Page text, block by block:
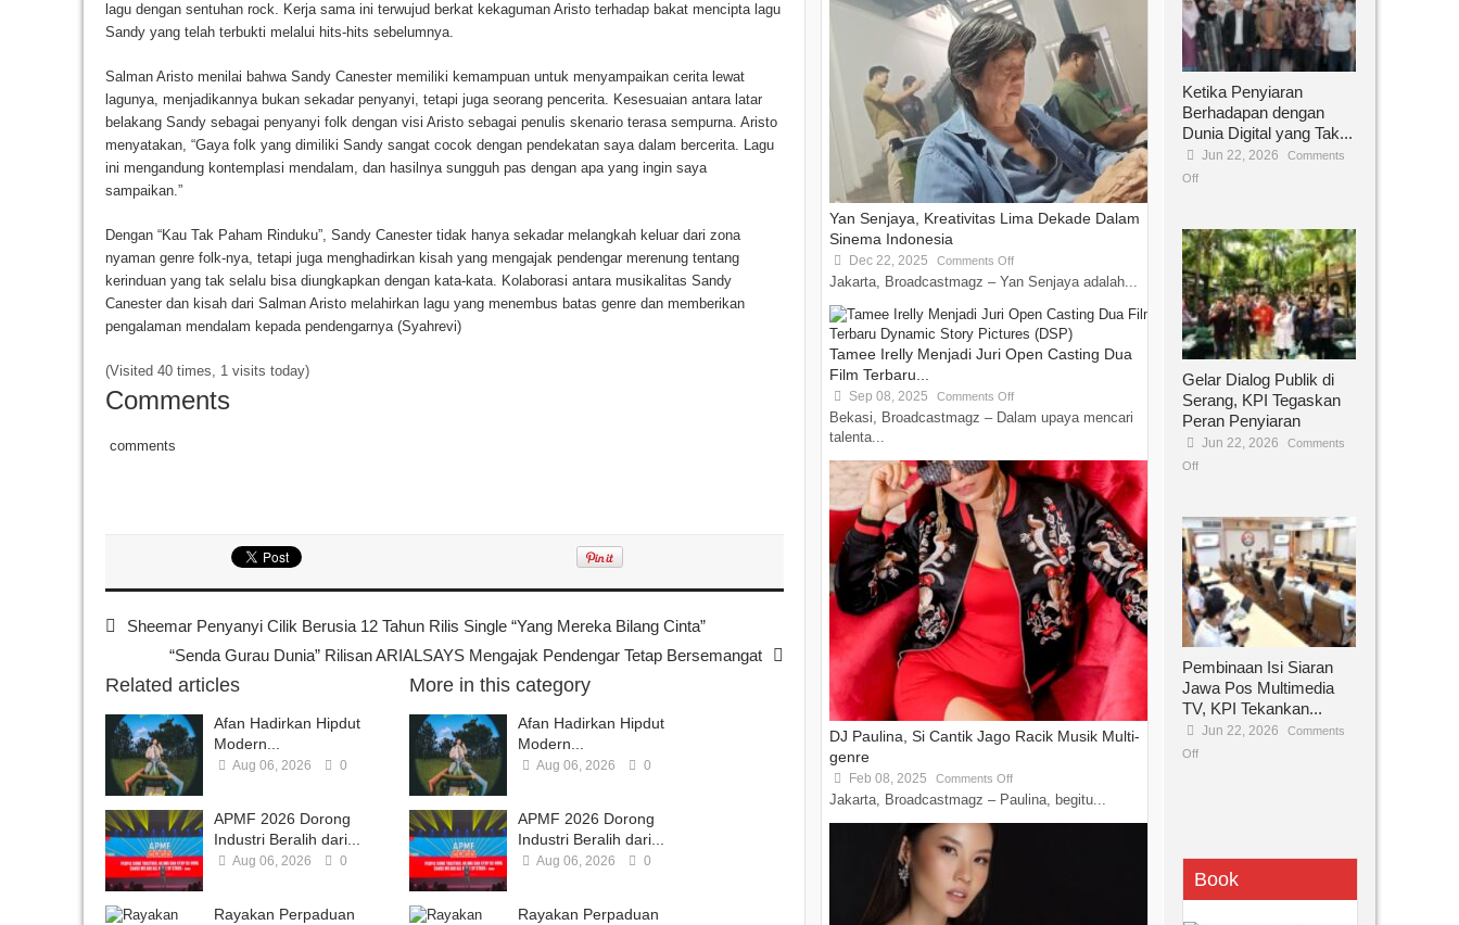
lagu dengan sentuhan rock. Kerja sama ini terwujud berkat kekaguman Aristo terhadap bakat mencipta lagu
Sandy yang telah terbukti melalui hits-hits sebelumnya.
Salman Aristo menilai bahwa Sandy Canester memiliki kemampuan untuk menyampaikan cerita lewat
lagunya, menjadikannya bukan sekadar penyanyi, tetapi juga seorang pencerita. Kesesuaian antara latar
belakang Sandy sebagai penyanyi folk dengan visi Aristo sebagai penulis skenario terasa sempurna. Aristo
menyatakan, “Gaya folk yang dimiliki Sandy sangat cocok dengan pendekatan saya dalam bercerita. Lagu
ini mengandung kontemplasi mendalam, dan hasilnya sungguh pas dengan apa yang ingin saya
sampaikan.”
Dengan “Kau Tak Paham Rinduku”, Sandy Canester tidak hanya sekadar melangkah keluar dari zona
nyaman genre folk-nya, tetapi juga menghadirkan kisah yang mengajak pendengar merenung tentang
kerinduan yang tak selalu bisa diungkapkan dengan kata-kata. Kolaborasi antara musikalitas Sandy
Canester dan kisah dari Salman Aristo melahirkan lagu yang menembus batas genre dan memberikan
pengalaman mendalam kepada pendengarnya (Syahrevi)
(Visited 40 times, 1 visits today)
Comments
comments
Sheemar Penyanyi Cilik Berusia 12 Tahun Rilis Single “Yang Mereka Bilang Cinta”
“Senda Gurau Dunia” Rilisan ARIALSAYS Mengajak Pendengar Tetap Bersemangat
Related articles
Afan Hadirkan Hipdut
Modern...
Aug 06, 2026 0
APMF 2026 Dorong
Industri Beralih dari...
Aug 06, 2026 0
Rayakan Perpaduan
More in this category
Afan Hadirkan Hipdut
Modern...
Aug 06, 2026 0
APMF 2026 Dorong
Industri Beralih dari...
Aug 06, 2026 0
Rayakan Perpaduan
Yan Senjaya, Kreativitas Lima Dekade Dalam
Sinema Indonesia
Dec 22, 2025 Comments Off
Jakarta, Broadcastmagz – Yan Senjaya adalah...
Tamee Irelly Menjadi Juri Open Casting Dua
Film Terbaru...
Sep 08, 2025 Comments Off
Bekasi, Broadcastmagz – Dalam upaya mencari
talenta...
DJ Paulina, Si Cantik Jago Racik Musik Multi-
genre
Feb 08, 2025 Comments Off
Jakarta, Broadcastmagz – Paulina, begitu...
Ketika Penyiaran
Berhadapan dengan
Dunia Digital yang Tak...
Jun 22, 2026
Comments
Off
Gelar Dialog Publik di
Serang, KPI Tegaskan
Peran Penyiaran
Jun 22, 2026
Comments
Off
Pembinaan Isi Siaran
Jawa Pos Multimedia
TV, KPI Tekankan...
Jun 22, 2026
Comments
Off
Book